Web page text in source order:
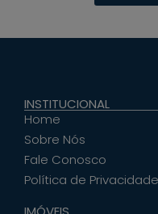
INSTITUCIONAL
Home
Sobre Nós
Fale Conosco
Política de Privacidade